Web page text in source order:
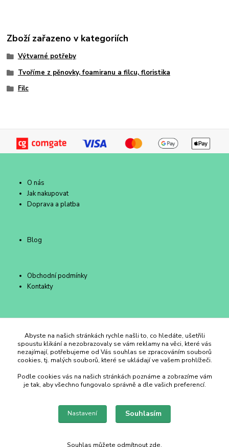
Zboží zařazeno v kategoriích
Výtvarné potřeby
Tvoříme z pěnovky, foamiranu a filcu, floristika
Filc
O nás
Jak nakupovat
Doprava a platba
Blog
Obchodní podmínky
Kontakty
Duhový Ateliér Kroměříž
+420 734 258 002
duhovyatelier@email.cz
Abyste na našich stránkách rychle našli to, co hledáte, ušetřili
spoustu klikání a nezobrazovaly se vám reklamy na věci, které vás
nezajímají, potřebujeme od Vás souhlas se zpracováním souborů
cookies, tj. malých souborů, které se ukládají ve vašem prohlížeči.
Podle cookies vás na našich stránkách poznáme a zobrazíme vám
je tak, aby všechno fungovalo správně a dle vašich preferencí.
Nastavení Souhlasím
Souhlas můžete odmítnout zde.